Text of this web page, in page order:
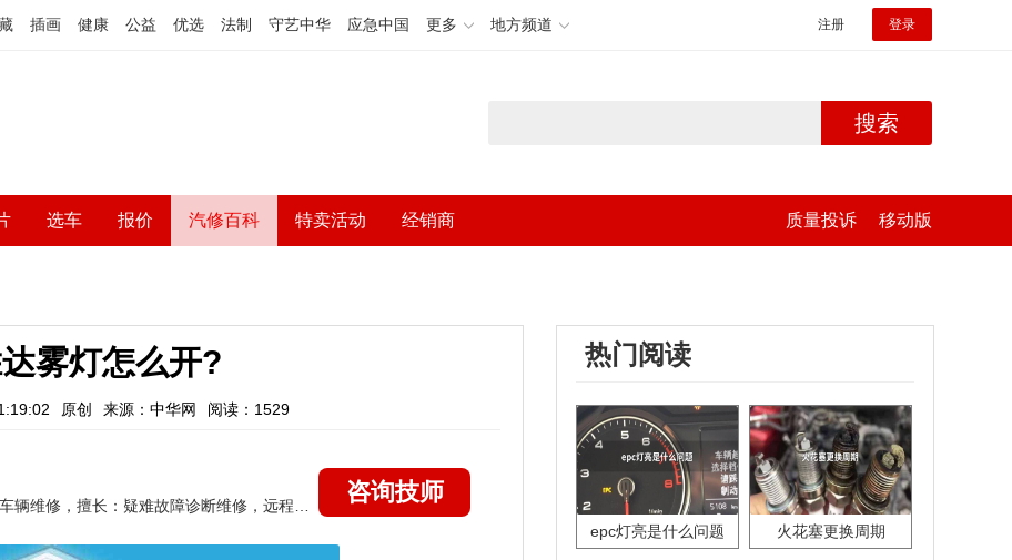
插画 健康 公益 优选 法制 守艺中华 应急中国 更多 地方频道 注册 登录
搜索
选车 报价 汽修百科 特卖活动 经销商 质量投诉 移动版
雾灯怎么开?
原创 来源：中华网 阅读：1529
咨询技师
热门阅读
epc灯亮是什么问题 火花塞更换周期